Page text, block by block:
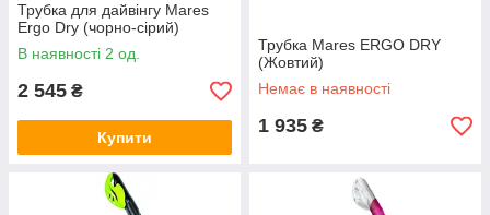
Трубка для дайвінгу Mares
Ergo Dry (чорно-сірий)
В наявності 2 од.
2 545 ₴
Купити
Трубка Mares ERGO DRY
(Жовтий)
Немає в наявності
1 935 ₴